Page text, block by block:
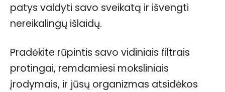
patys valdyti savo sveikatą ir išvengti
nereikalingų išlaidų.
Pradėkite rūpintis savo vidiniais filtrais
protingai, remdamiesi moksliniais
įrodymais, ir jūsų organizmas atsidėkos